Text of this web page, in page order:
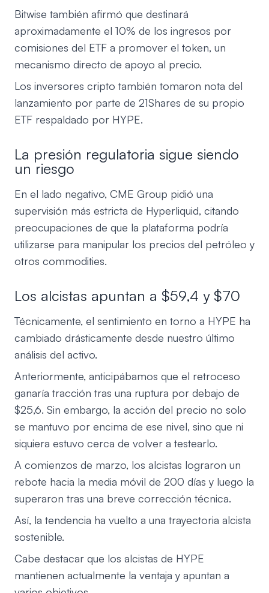
Bitwise también afirmó que destinará
aproximadamente el 10% de los ingresos por
comisiones del ETF a promover el token, un
mecanismo directo de apoyo al precio.
Los inversores cripto también tomaron nota del
lanzamiento por parte de 21Shares de su propio
ETF respaldado por HYPE.
La presión regulatoria sigue siendo
un riesgo
En el lado negativo, CME Group pidió una
supervisión más estricta de Hyperliquid, citando
preocupaciones de que la plataforma podría
utilizarse para manipular los precios del petróleo y
otros commodities.
Los alcistas apuntan a $59,4 y $70
Técnicamente, el sentimiento en torno a HYPE ha
cambiado drásticamente desde nuestro último
análisis del activo.
Anteriormente, anticipábamos que el retroceso
ganaría tracción tras una ruptura por debajo de
$25,6. Sin embargo, la acción del precio no solo
se mantuvo por encima de ese nivel, sino que ni
siquiera estuvo cerca de volver a testearlo.
A comienzos de marzo, los alcistas lograron un
rebote hacia la media móvil de 200 días y luego la
superaron tras una breve corrección técnica.
Así, la tendencia ha vuelto a una trayectoria alcista
sostenible.
Cabe destacar que los alcistas de HYPE
mantienen actualmente la ventaja y apuntan a